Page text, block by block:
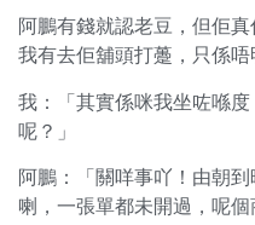
阿鵬有錢就認老豆，但佢
我有去佢舖頭打躉，只係唔
我：「其實係咪我坐咗喺
呢？」
阿鵬：「關咩事吖！由朝
喇，一張單都未開過，呢個